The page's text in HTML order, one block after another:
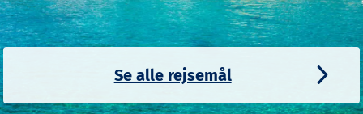
Se alle rejsemål